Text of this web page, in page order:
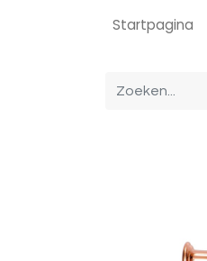
Startpagina